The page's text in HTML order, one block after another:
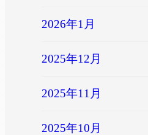
2026年1月
2025年12月
2025年11月
2025年10月